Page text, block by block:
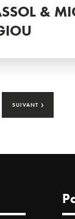
&
SUIVANT ›